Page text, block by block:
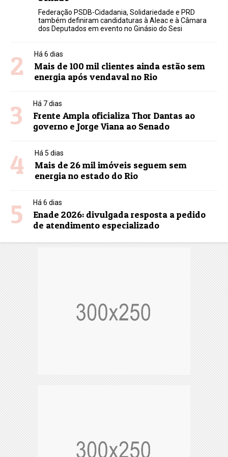
Federação PSDB-Cidadania, Solidariedade e PRD
também definiram candidaturas à Aleac e à Câmara
dos Deputados em evento no Ginásio do Sesi
2 Há 6 dias
Mais de 100 mil clientes ainda estão sem
energia após vendaval no Rio
3 Há 7 dias
Frente Ampla oficializa Thor Dantas ao
governo e Jorge Viana ao Senado
4 Há 5 dias
Mais de 26 mil imóveis seguem sem
energia no estado do Rio
5 Há 6 dias
Enade 2026: divulgada resposta a pedido
de atendimento especializado